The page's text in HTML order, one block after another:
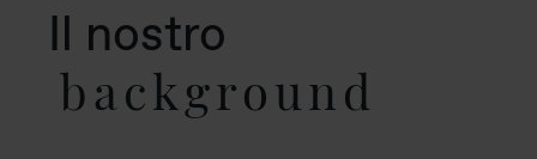
Il nostro
background